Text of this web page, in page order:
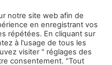
sur les
:
notre site web afin de
en enregistrant vos
répétées. En cliquant sur
à l'usage de tous les
visiter " réglages des
consentement. "Tout